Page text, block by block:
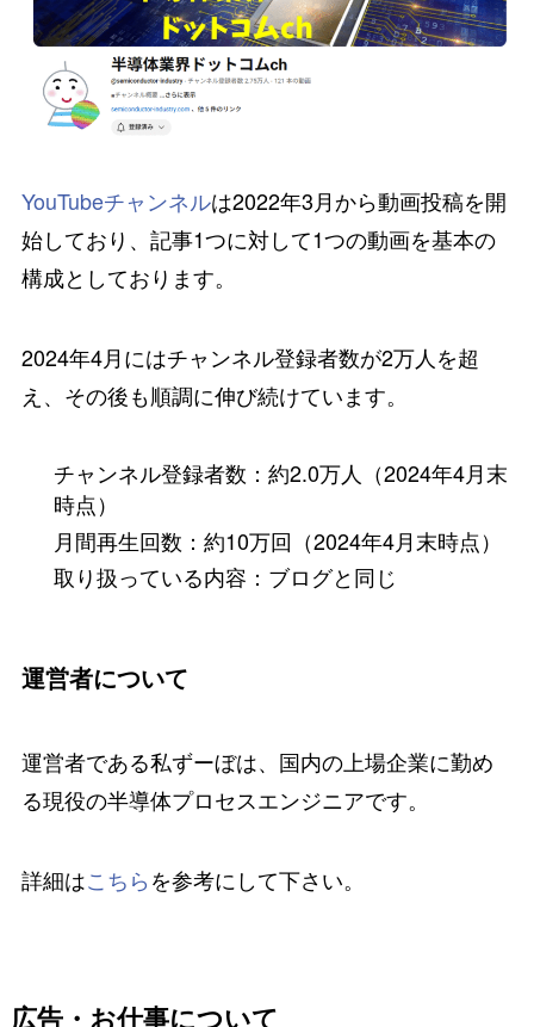
YouTubeチャンネルは2022年3月から動画投稿を開
始しており、記事1つに対して1つの動画を基本の
構成としております。
2024年4月にはチャンネル登録者数が2万人を超
え、その後も順調に伸び続けています。
チャンネル登録者数：約2.0万人（2024年4月末
時点）
月間再生回数：約10万回（2024年4月末時点）
取り扱っている内容：ブログと同じ
運営者について
運営者である私ずーぼは、国内の上場企業に勤め
る現役の半導体プロセスエンジニアです。
詳細はこちらを参考にして下さい。
広告・お仕事について